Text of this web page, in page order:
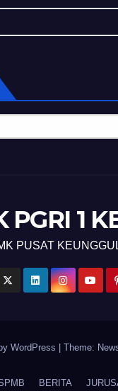
PGRI 1
PUSAT
WordPress Theme:
BERITA